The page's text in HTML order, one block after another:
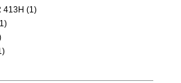
413H (1)